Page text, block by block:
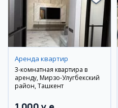
Аренда квартир
3-комнатная квартира в
аренду, Мирзо-Улугбекский
район, Ташкент